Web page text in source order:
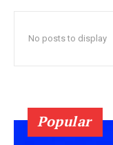
No posts to display
Popular